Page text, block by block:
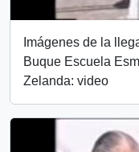
Imágenes de la
Buque Escuela
Zelanda: video